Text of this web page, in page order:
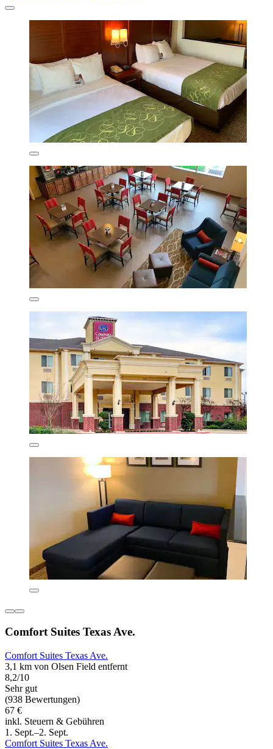
Comfort Suites Texas Ave.
Comfort Suites Texas Ave.
3,1 km von Olsen Field entfernt
8,2/10
Sehr gut
(938 Bewertungen)
67 €
inkl. Steuern & Gebühren
1. Sept.–2. Sept.
Comfort Suites Texas Ave.